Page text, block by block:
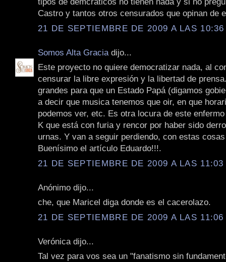
Castro y tantos otros censurados que opinan de
21 DE SEPTIEMBRE DE 2009 A LAS
Somos Alta Gracia dijo...
Este proyecto no quiere democratizar nada, al
censurar la libre expresión y la libertad de
grandes para que un Estado Papá (digamos
a decir que musica tenemos que oir, en que
podemos ver, etc. Es otra locura de este
K que está con furia y rencor por haber sido
urnas. Y van a seguir perdiendo, con estas
Buenísimo el artículo Eduardo!!!.
21 DE SEPTIEMBRE DE 2009 A LAS
Anónimo dijo...
che, que Maricel diga donde es el cacerolazo.
21 DE SEPTIEMBRE DE 2009 A LAS
Verónica dijo...
Tal vez para vos sea un "fanatismo sin